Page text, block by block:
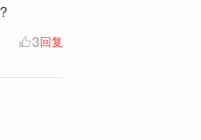
3回复